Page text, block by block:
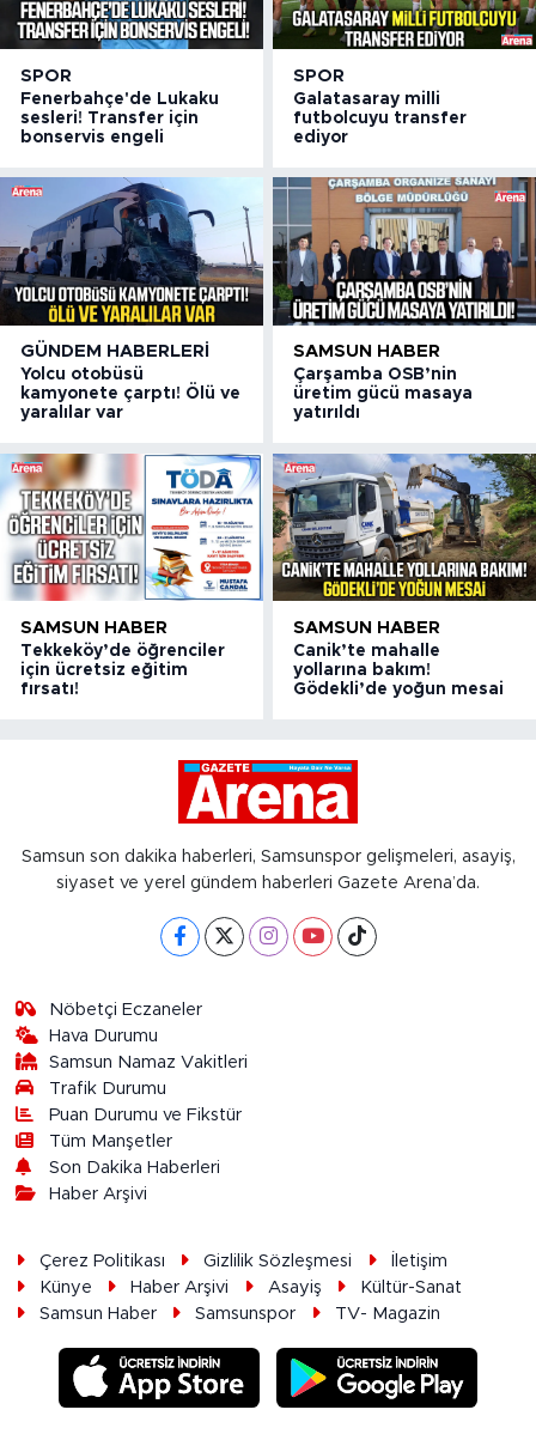
SPOR
Fenerbahçe'de Lukaku
sesleri! Transfer için
bonservis engeli
SPOR
Galatasaray milli
futbolcuyu transfer
ediyor
GÜNDEM HABERLERI
Yolcu otobüsü
kamyonete çarptı! Ölü ve
yaralılar var
SAMSUN HABER
Çarşamba OSB’nin
üretim gücü masaya
yatırıldı
SAMSUN HABER
Tekkeköy’de öğrenciler
için ücretsiz eğitim
fırsatı!
SAMSUN HABER
Canik’te mahalle
yollarına bakım!
Gödekli’de yoğun mesai
Samsun son dakika haberleri, Samsunspor gelişmeleri, asayiş,
siyaset ve yerel gündem haberleri Gazete Arena’da.
Nöbetçi Eczaneler
Hava Durumu
Samsun Namaz Vakitleri
Trafik Durumu
Puan Durumu ve Fikstür
Tüm Manşetler
Son Dakika Haberleri
Haber Arşivi
Çerez Politikası Gizlilik Sözleşmesi
İletişim
Künye
Haber Arşivi Asayiş
Kültür-Sanat
Samsun Haber
Samsunspor TV- Magazin